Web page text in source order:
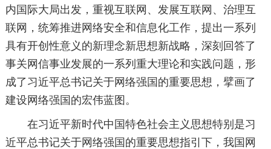
内国际大局出发，重视互联网、发展互联网、治理互
联网，统筹推进网络安全和信息化工作，提出一系列
具有开创性意义的新理念新思想新战略，深刻回答了
事关网信事业发展的一系列重大理论和实践问题，形
成了习近平总书记关于网络强国的重要思想，擘画了
建设网络强国的宏伟蓝图。
在习近平新时代中国特色社会主义思想特别是习
近平总书记关于网络强国的重要思想指引下，我国网